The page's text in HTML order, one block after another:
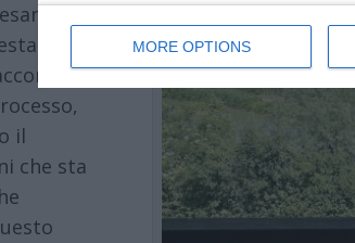
MORE OPTIONS
che,
di
il
che sta